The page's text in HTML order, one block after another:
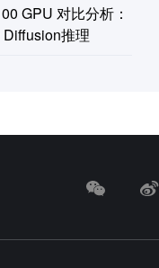
GPU 对比分析：
推理